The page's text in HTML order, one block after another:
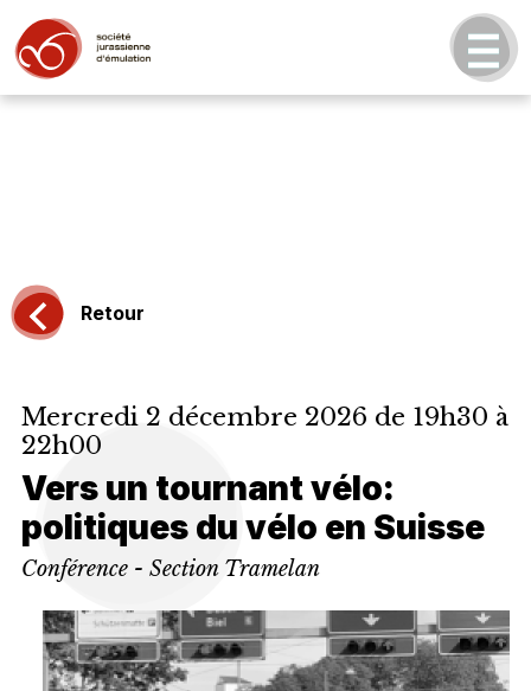
Retour
Mercredi 2 décembre 2026 de 19h30 à
22h00
Vers un tournant vélo:
politiques du vélo en Suisse
Conférence - Section Tramelan